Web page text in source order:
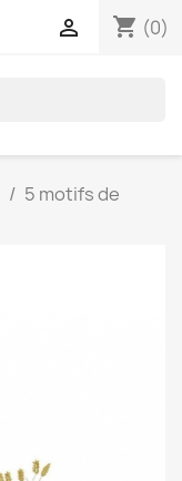
shopping_cart (0)

5 motifs de